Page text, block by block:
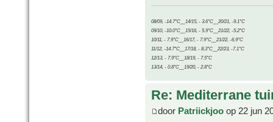
08/09, -14.7°C__14/15, - 3.6°C__20/21, -9.1°C
09/10, -10.0°C__15/16, - 5.9°C__21/22, -5.2°C
10/11, - 7.9°C__16/17, - 7.9°C__21/22, -6.9°C
11/12, -14.7°C__17/18, - 8.3°C__22/23, -7.1°C
12/13, - 7.9°C__18/19, - 7.5°C
13/14, - 0.8°C__19/20, - 2.8°C
Re: Mediterrane
door Patriickjoo op 22 jun